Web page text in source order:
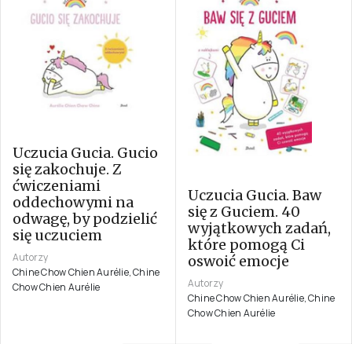
Uczucia Gucia. Gucio
się zakochuje. Z
ćwiczeniami
oddechowymi na
odwagę, by podzielić
się uczuciem
Autorzy
Chine Chow Chien Aurélie, Chine
Chow Chien Aurélie
Uczucia Gucia. Baw
się z Guciem. 40
wyjątkowych zadań,
które pomogą Ci
oswoić emocje
Autorzy
Chine Chow Chien Aurélie, Chine
Chow Chien Aurélie